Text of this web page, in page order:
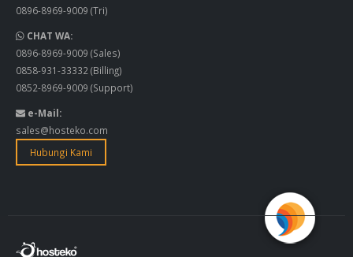
0896-8969-9009 (Tri)
CHAT WA:
0896-8969-9009 (Sales)
0858-931-33332 (Billing)
0852-8969-9009 (Support)
e-Mail:
sales@hosteko.com
Hubungi Kami